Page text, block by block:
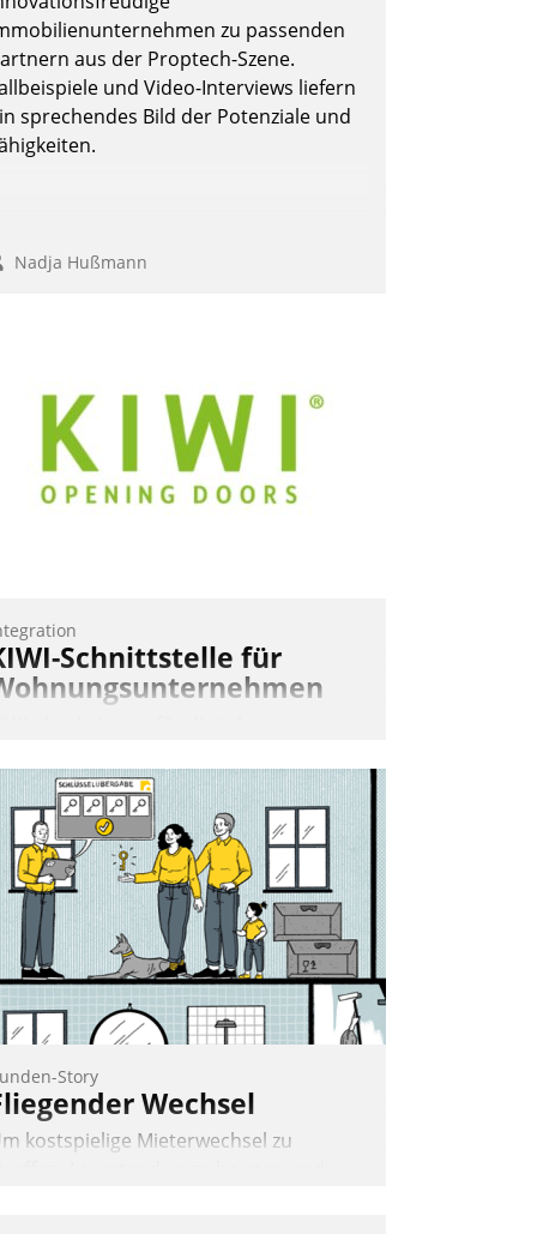
Nadja Hußmann
zu passenden
aus der Proptech-Szene.
und Video-Interviews liefern
sprechendes Bild der Potenziale und
Nadja Hußmann
Schnittstelle für
und
Datatrain.
Andreas Lerchner
Story
Wechsel
kostspielige Mieterwechsel zu